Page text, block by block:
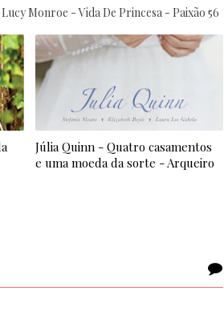
Lucy Monroe - Vida De Princesa - Paixão 56
Júlia Quinn - Quatro casamentos
e uma moeda da sorte - Arqueiro